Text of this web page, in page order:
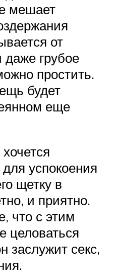
мешает
от
даже грубое
простить.
будет
еще
успокоения
щетку в
и приятно.
что с этим
целоваться
заслужит секс,